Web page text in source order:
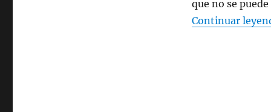
que no se
Continuar